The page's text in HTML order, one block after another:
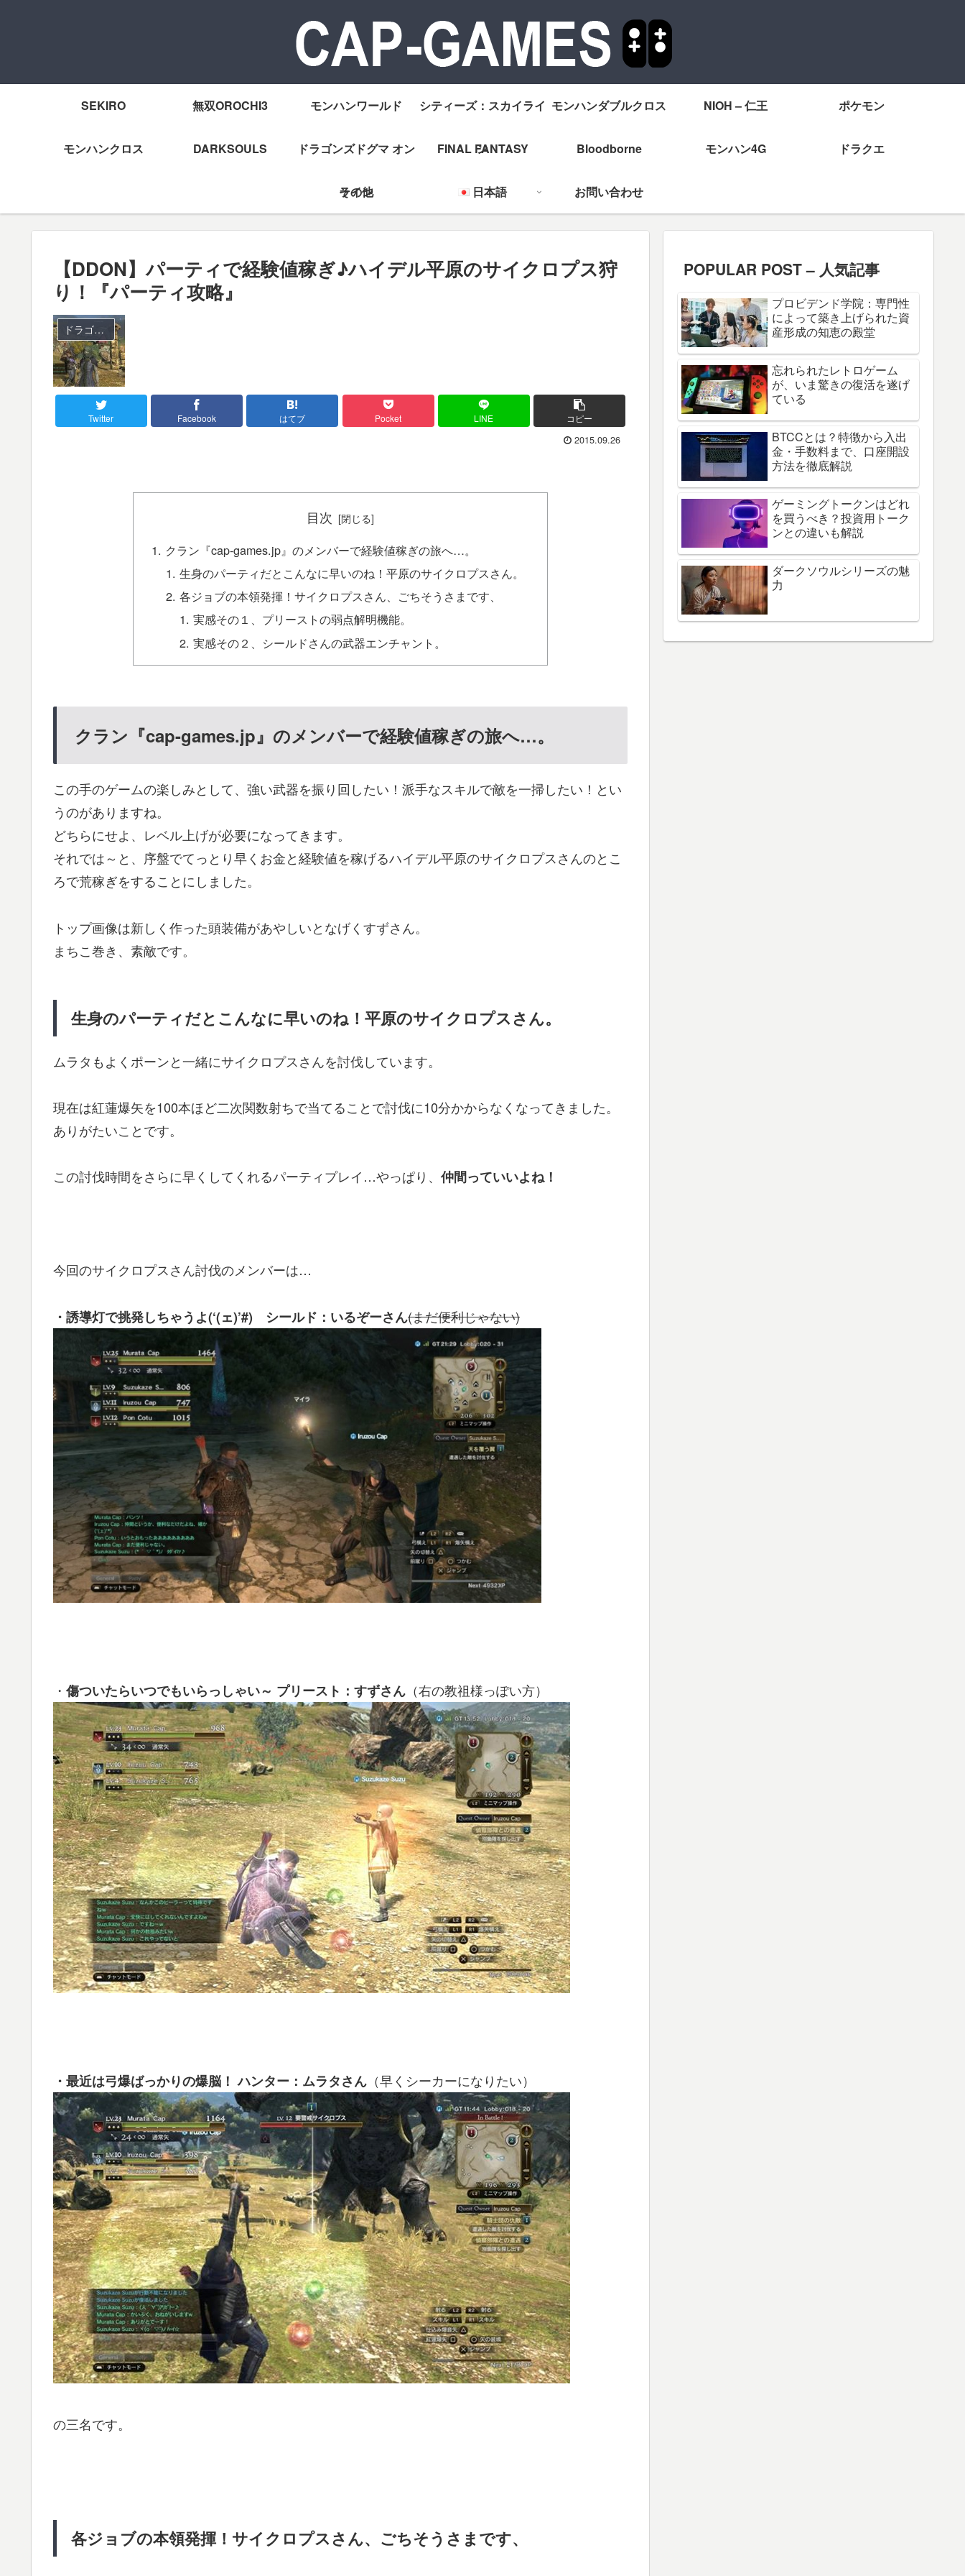
SEKIRO 無双OROCHI3 モンハンワールド シティーズ：スカイライ
ン
モンハンダブルクロス NIOH – 仁王 ポケモン
モンハンクロス DARKSOULS ドラゴンズドグマ オン
ライン
FINAL FANTASY Bloodborne モンハン4G ドラクエ
その他 日本語 お問い合わせ
【DDON】パーティで経験値稼ぎ♪ハイデル平原のサイクロプス狩
り！『パーティ攻略』
ドラゴンズドグマ オンライン
Twitter Facebook はてブ Pocket LINE コピー
2015.09.26
目次
クラン『cap-games.jp』のメンバーで経験値稼ぎの旅へ…。
生身のパーティだとこんなに早いのね！平原のサイクロプスさん。
各ジョブの本領発揮！サイクロプスさん、ごちそうさまです、
実感その１、プリーストの弱点解明機能。
実感その２、シールドさんの武器エンチャント。
クラン『cap-games.jp』のメンバーで経験値稼ぎの旅へ…。
この手のゲームの楽しみとして、強い武器を振り回したい！派手なスキルで敵を一掃したい！とい
うのがありますね。
どちらにせよ、レベル上げが必要になってきます。
それでは～と、序盤でてっとり早くお金と経験値を稼げるハイデル平原のサイクロプスさんのとこ
ろで荒稼ぎをすることにしました。
トップ画像は新しく作った頭装備があやしいとなげくすずさん。
まちこ巻き、素敵です。
生身のパーティだとこんなに早いのね！平原のサイクロプスさん。
ムラタもよくポーンと一緒にサイクロプスさんを討伐しています。
現在は紅蓮爆矢を100本ほど二次関数射ちで当てることで討伐に10分かからなくなってきました。
ありがたいことです。
この討伐時間をさらに早くしてくれるパーティプレイ…やっぱり、 仲間っていいよね！
今回のサイクロプスさん討伐のメンバーは…
・誘導灯で挑発しちゃうよ(‘(ェ)’#) シールド：いるぞーさん(まだ便利じゃない)
・傷ついたらいつでもいらっしゃい～ プリースト：すずさん （右の教祖様っぽい方）
・最近は弓爆ばっかりの爆脳！ ハンター：ムラタさん （早くシーカーになりたい）
の三名です。
各ジョブの本領発揮！サイクロプスさん、ごちそうさまです、
POPULAR POST – 人気記事
プロビデンド学院：専門性
によって築き上げられた資
産形成の知恵の殿堂
忘れられたレトロゲーム
が、いま驚きの復活を遂げ
ている
BTCCとは？特徴から入出
金・手数料まで、口座開設
方法を徹底解説
ゲーミングトークンはどれ
を買うべき？投資用トーク
ンとの違いも解説
ダークソウルシリーズの魅
力